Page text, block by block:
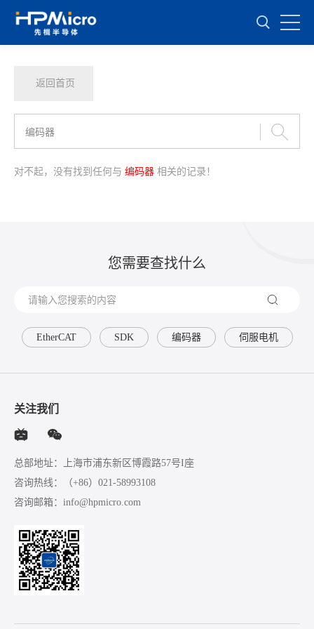
返回首页
对不起，没有找到任何与 编码器 相关的记录！
您需要查找什么
EtherCAT SDK 编码器 伺服电机
关注我们
总部地址：上海市浦东新区博霞路57号I座
咨询热线：
（+86）021-58993108
咨询邮箱： info@hpmicro.com